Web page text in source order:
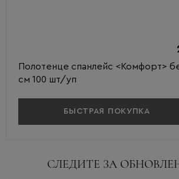
Полотенце спанлейс <Комфорт>
см 100 шт/уп
БЫСТРАЯ ПОКУПКА
СЛЕДИТЕ ЗА